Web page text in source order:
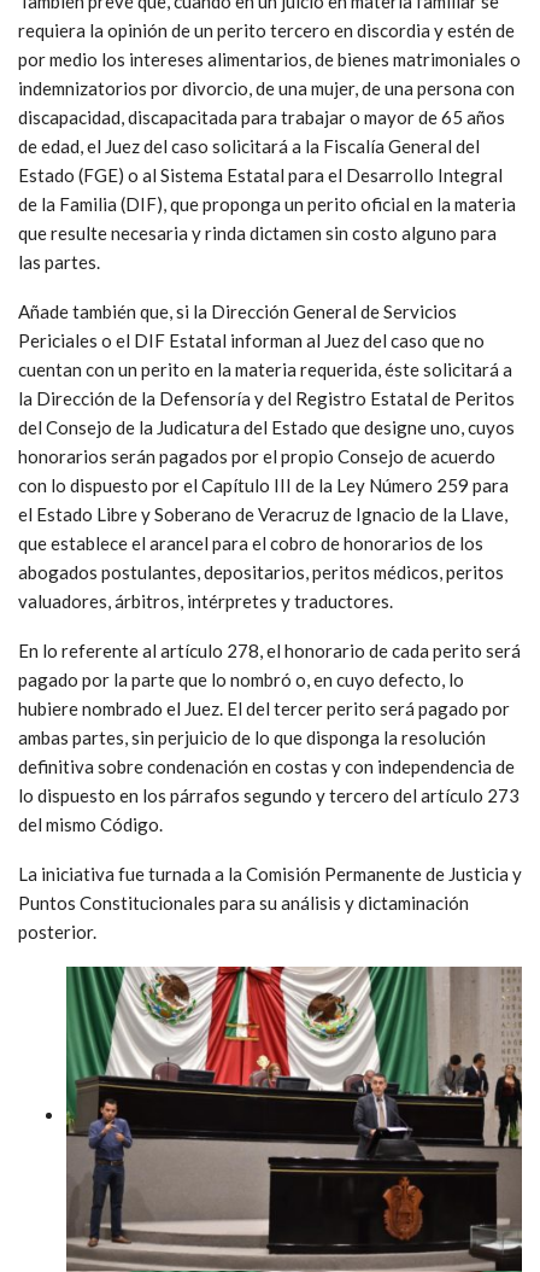
requiera la opinión de un perito tercero en discordia y estén de
por medio los intereses alimentarios, de bienes matrimoniales o
indemnizatorios por divorcio, de una mujer, de una persona con
discapacidad, discapacitada para trabajar o mayor de 65 años
de edad, el Juez del caso solicitará a la Fiscalía General del
Estado (FGE) o al Sistema Estatal para el Desarrollo Integral
de la Familia (DIF), que proponga un perito oficial en la materia
que resulte necesaria y rinda dictamen sin costo alguno para
las partes.
Añade también que, si la Dirección General de Servicios
Periciales o el DIF Estatal informan al Juez del caso que no
cuentan con un perito en la materia requerida, éste solicitará a
la Dirección de la Defensoría y del Registro Estatal de Peritos
del Consejo de la Judicatura del Estado que designe uno, cuyos
honorarios serán pagados por el propio Consejo de acuerdo
con lo dispuesto por el Capítulo III de la Ley Número 259 para
el Estado Libre y Soberano de Veracruz de Ignacio de la Llave,
que establece el arancel para el cobro de honorarios de los
abogados postulantes, depositarios, peritos médicos, peritos
valuadores, árbitros, intérpretes y traductores.
En lo referente al artículo 278, el honorario de cada perito será
pagado por la parte que lo nombró o, en cuyo defecto, lo
hubiere nombrado el Juez. El del tercer perito será pagado por
ambas partes, sin perjuicio de lo que disponga la resolución
definitiva sobre condenación en costas y con independencia de
lo dispuesto en los párrafos segundo y tercero del artículo 273
del mismo Código.
La iniciativa fue turnada a la Comisión Permanente de Justicia y
Puntos Constitucionales para su análisis y dictaminación
posterior.